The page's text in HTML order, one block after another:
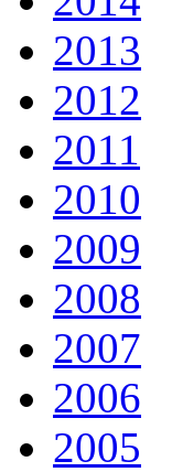
2013
2012
2011
2010
2009
2008
2007
2006
2005